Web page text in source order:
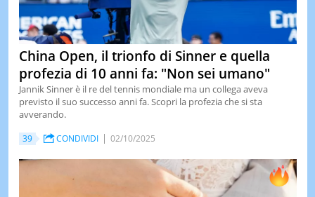
China Open, il trionfo di Sinner e quella
profezia di 10 anni fa: "Non sei umano"
Jannik Sinner è il re del tennis mondiale ma un collega aveva
previsto il suo successo anni fa. Scopri la profezia che si sta
avverando.
39 CONDIVIDI 02/10/2025